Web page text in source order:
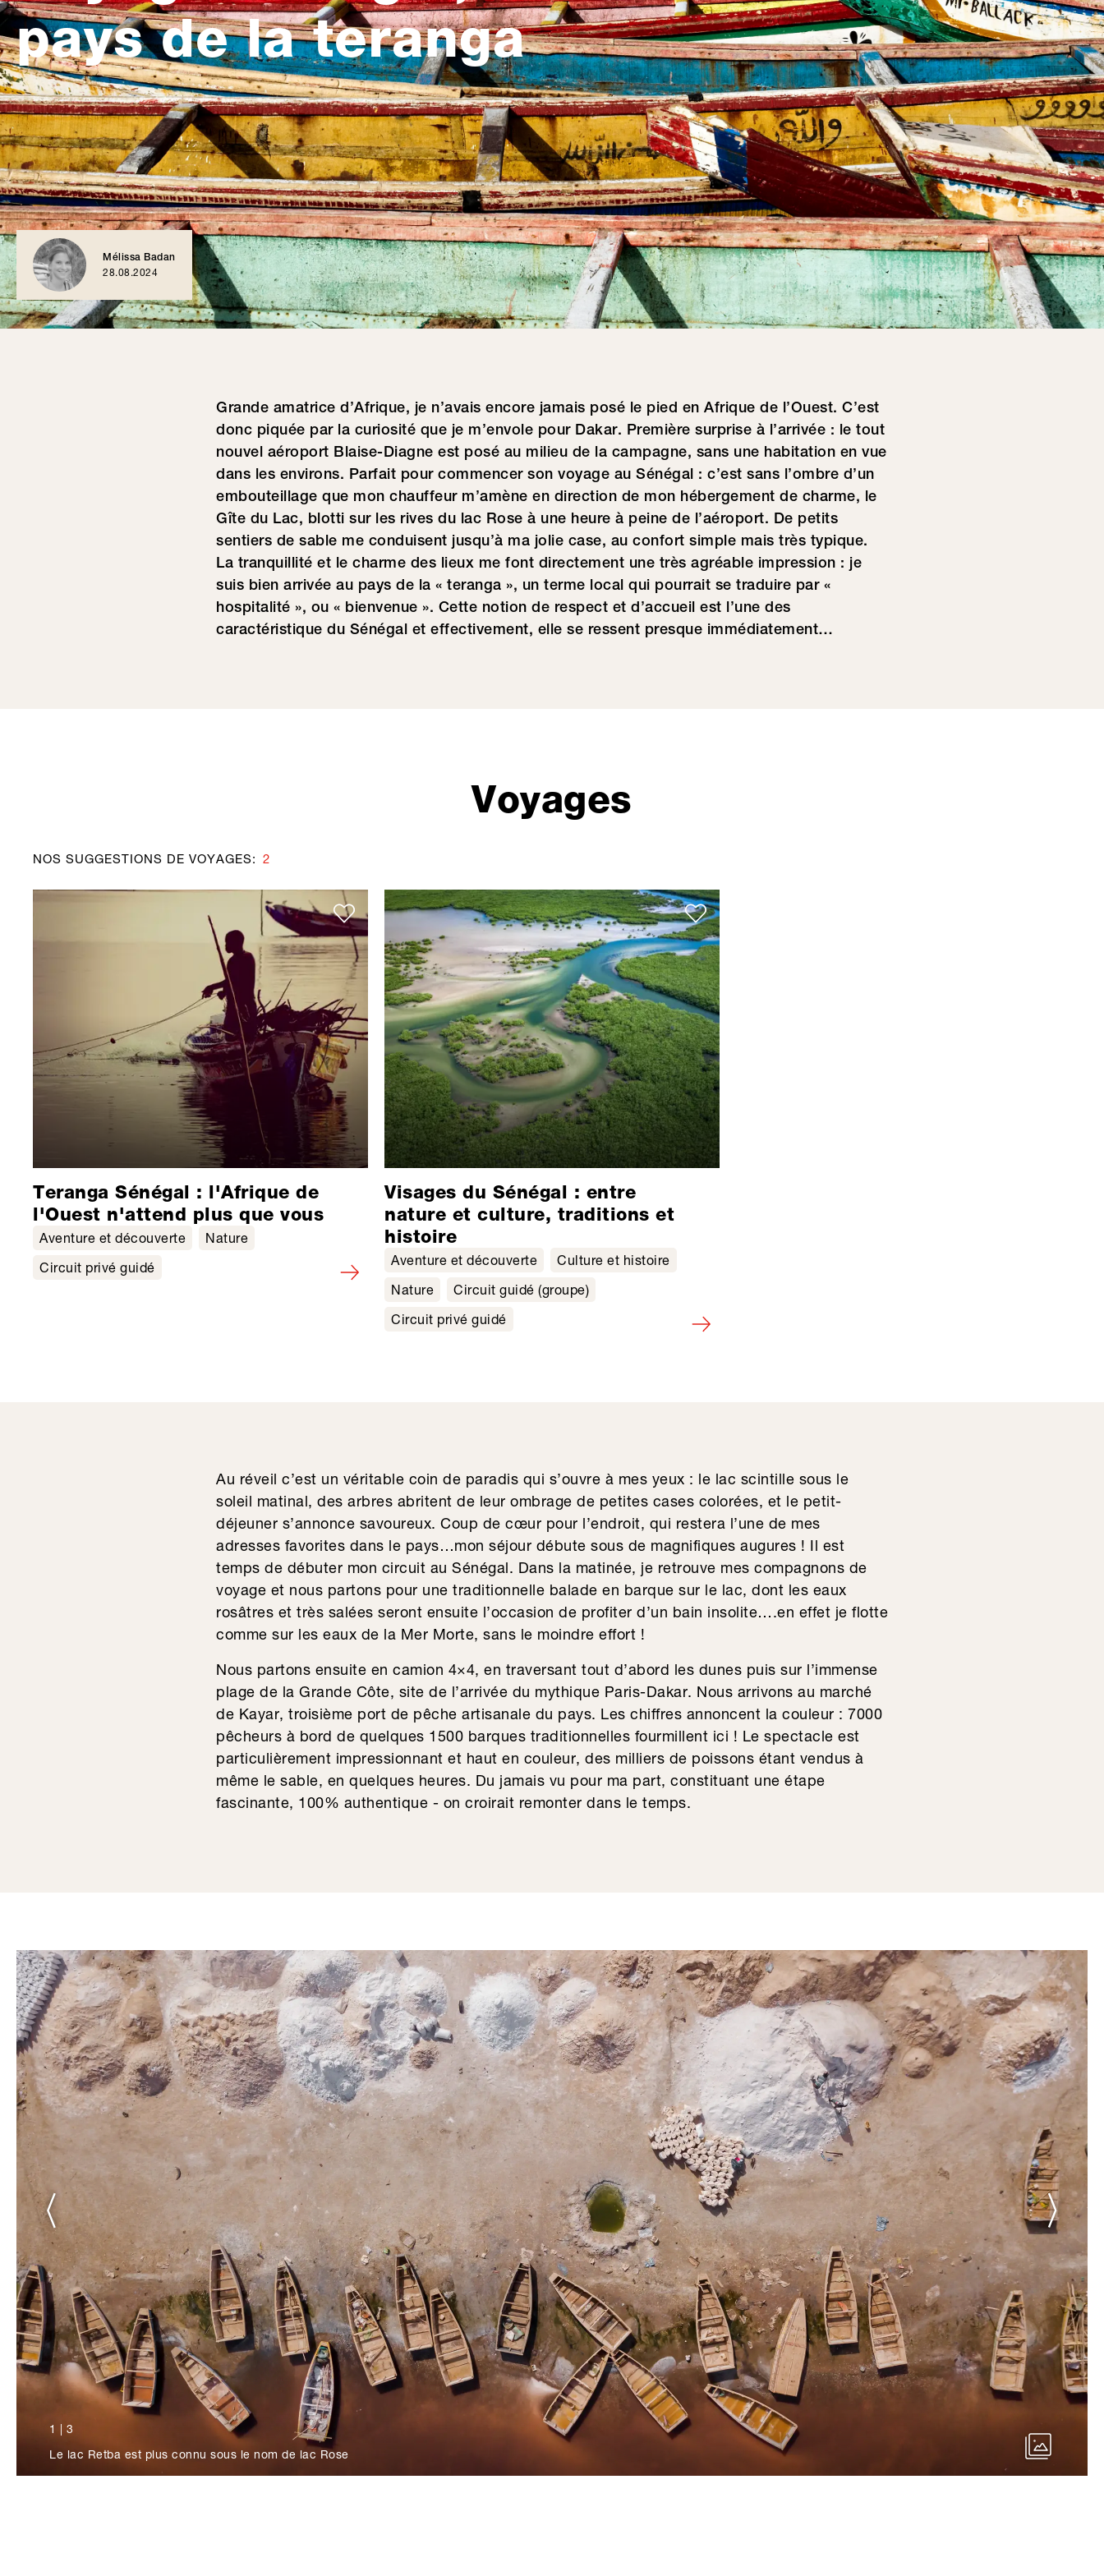
pays de la teranga
Mélissa Badan
28.08.2024
Grande amatrice d’Afrique, je n’avais encore jamais posé le pied en Afrique de l’Ouest. C’est
donc piquée par la curiosité que je m’envole pour Dakar. Première surprise à l’arrivée : le tout
nouvel aéroport Blaise-Diagne est posé au milieu de la campagne, sans une habitation en vue
dans les environs. Parfait pour commencer son voyage au Sénégal : c’est sans l’ombre d’un
embouteillage que mon chauffeur m’amène en direction de mon hébergement de charme, le
Gîte du Lac, blotti sur les rives du lac Rose à une heure à peine de l’aéroport. De petits
sentiers de sable me conduisent jusqu’à ma jolie case, au confort simple mais très typique.
La tranquillité et le charme des lieux me font directement une très agréable impression : je
suis bien arrivée au pays de la « teranga », un terme local qui pourrait se traduire par «
hospitalité », ou « bienvenue ». Cette notion de respect et d’accueil est l’une des
caractéristique du Sénégal et effectivement, elle se ressent presque immédiatement…
Voyages
NOS SUGGESTIONS DE VOYAGES: 2
Teranga Sénégal : l'Afrique de
l'Ouest n'attend plus que vous
Aventure et découverte
Nature
Circuit privé guidé
Visages du Sénégal : entre
nature et culture, traditions et
histoire
Aventure et découverte
Culture et histoire
Nature
Circuit guidé (groupe)
Circuit privé guidé
Au réveil c’est un véritable coin de paradis qui s’ouvre à mes yeux : le lac scintille sous le
soleil matinal, des arbres abritent de leur ombrage de petites cases colorées, et le petit-
déjeuner s’annonce savoureux. Coup de cœur pour l’endroit, qui restera l’une de mes
adresses favorites dans le pays…mon séjour débute sous de magnifiques augures ! Il est
temps de débuter mon circuit au Sénégal. Dans la matinée, je retrouve mes compagnons de
voyage et nous partons pour une traditionnelle balade en barque sur le lac, dont les eaux
rosâtres et très salées seront ensuite l’occasion de profiter d’un bain insolite….en effet je flotte
comme sur les eaux de la Mer Morte, sans le moindre effort !
Nous partons ensuite en camion 4×4, en traversant tout d’abord les dunes puis sur l’immense
plage de la Grande Côte, site de l’arrivée du mythique Paris-Dakar. Nous arrivons au marché
de Kayar, troisième port de pêche artisanale du pays. Les chiffres annoncent la couleur : 7000
pêcheurs à bord de quelques 1500 barques traditionnelles fourmillent ici ! Le spectacle est
particulièrement impressionnant et haut en couleur, des milliers de poissons étant vendus à
même le sable, en quelques heures. Du jamais vu pour ma part, constituant une étape
fascinante, 100% authentique - on croirait remonter dans le temps.
1 | 3
Le lac Retba est plus connu sous le nom de lac Rose